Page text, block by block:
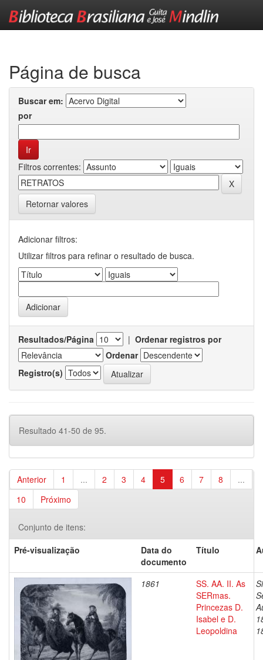
Página de busca
Buscar em:
por
Filtros correntes:
Retornar valores
Adicionar filtros:
Utilizar filtros para refinar o resultado de busca.
Resultados/Página | Ordenar registros por
Ordenar
Registro(s)
Resultado 41-50 de 95.
Anterior 1 ... 2 3 4 5 6 7 8
...
10
Próximo
Conjunto de itens:
Pré-visualização
Data do
documento
Título
1861
SS. AA. II. As
SERmas.
Princezas D.
Isabel e D.
Leopoldina